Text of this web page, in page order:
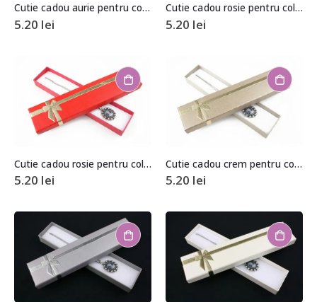
Cutie cadou aurie pentru colier/bratara
5.20 lei
Cutie cadou rosie pentru colier/bratara
5.20 lei
Cutie cadou rosie pentru colier/bratara
5.20 lei
Cutie cadou crem pentru colier/bratara
5.20 lei